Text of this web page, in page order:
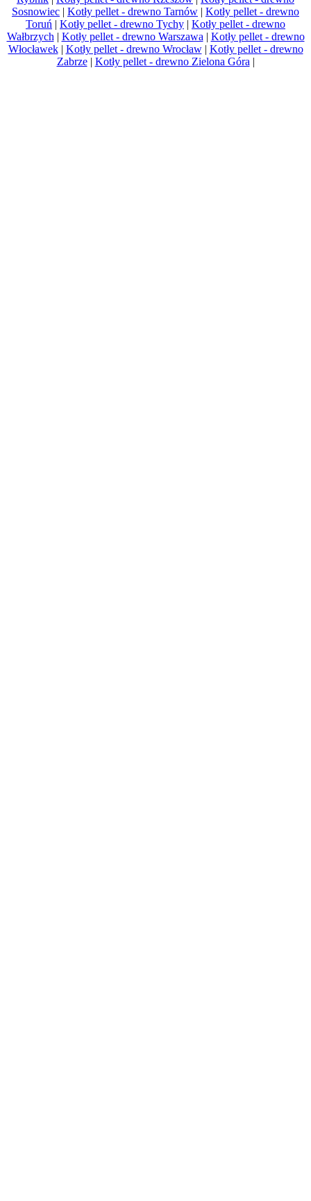
Sosnowiec | Kotły pellet - drewno Tarnów | Kotły pellet - drewno
Toruń | Kotły pellet - drewno Tychy | Kotły pellet - drewno
Wałbrzych | Kotły pellet - drewno Warszawa | Kotły pellet - drewno
Włocławek| Kotły pellet - drewno Wrocław| Kotły pellet - drewno
Zabrze| Kotły pellet - drewno Zielona Góra |